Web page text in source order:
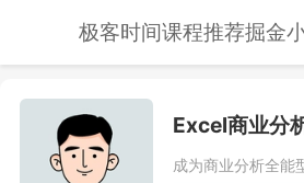
极客时间课程推荐掘金
Excel商业分
成为商业分析全能